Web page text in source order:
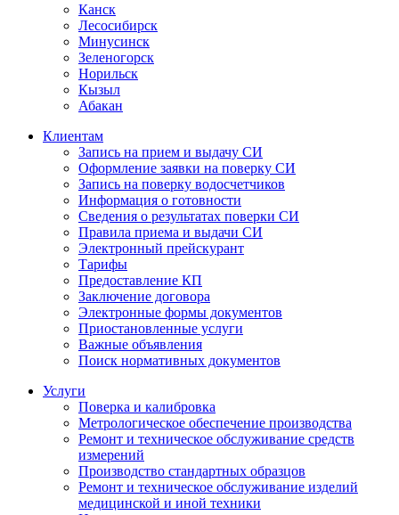
Канск
Лесосибирск
Минусинск
Зеленогорск
Норильск
Кызыл
Абакан
Клиентам
Запись на прием и выдачу СИ
Оформление заявки на поверку СИ
Запись на поверку водосчетчиков
Информация о готовности
Сведения о результатах поверки СИ
Правила приема и выдачи СИ
Электронный прейскурант
Тарифы
Предоставление КП
Заключение договора
Электронные формы документов
Приостановленные услуги
Важные объявления
Поиск нормативных документов
Услуги
Поверка и калибровка
Метрологическое обеспечение производства
Ремонт и техническое обслуживание средств
измерений
Производство стандартных образцов
Ремонт и техническое обслуживание изделий
медицинской и иной техники